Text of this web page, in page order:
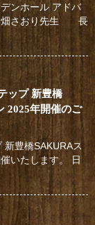
ンホール アドバ
さおり先生 長
ップ 新豊橋
2025年開催のご
豊橋SAKURAス
いたします。 日